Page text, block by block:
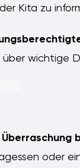
Kita zu
wichtige
oder